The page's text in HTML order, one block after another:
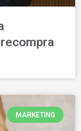
MARKETING